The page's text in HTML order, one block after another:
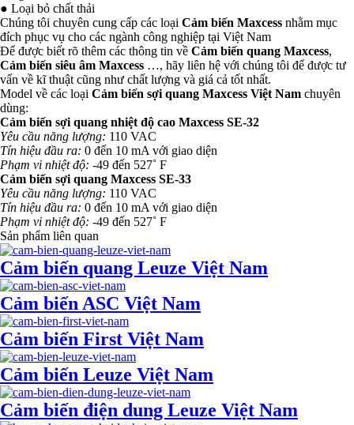
● Loại bỏ chất thải
Chúng tôi chuyên cung cấp các loại Cảm biến Maxcess nhằm mục
đích phục vụ cho các ngành công nghiệp tại Việt Nam
Để được biết rõ thêm các thông tin về Cảm biến quang Maxcess,
Cảm biến siêu âm Maxcess …, hãy liên hệ với chúng tôi để được tư
vấn về kĩ thuật cũng như chất lượng và giá cả tốt nhất.
Model về các loại Cảm biến sợi quang Maxcess Việt Nam chuyên
dùng:
Cảm biến sợi quang nhiệt độ cao Maxcess SE-32
Yêu cầu năng lượng: 110 VAC
Tín hiệu đầu ra: 0 đến 10 mA với giao diện
Phạm vi nhiệt độ: -49 đến 527˚ F
Cảm biến sợi quang Maxcess SE-33
Yêu cầu năng lượng: 110 VAC
Tín hiệu đầu ra: 0 đến 10 mA với giao diện
Phạm vi nhiệt độ: -49 đến 527˚ F
Sản phẩm liên quan
Cảm biến quang Leuze Việt Nam
Cảm biến ASC Việt Nam
Cảm biến First Việt Nam
Cảm biến Leuze Việt Nam
Cảm biến điện dung Leuze Việt Nam